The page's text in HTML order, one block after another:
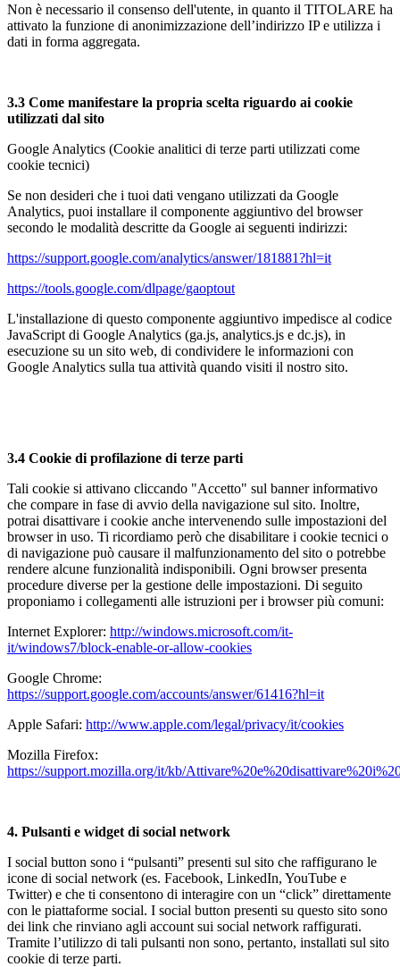
Non è necessario il consenso dell'utente, in quanto il TITOLARE ha
attivato la funzione di anonimizzazione dell’indirizzo IP e utilizza i
dati in forma aggregata.
3.3 Come manifestare la propria scelta riguardo ai cookie
utilizzati dal sito
Google Analytics (Cookie analitici di terze parti utilizzati come
cookie tecnici)
Se non desideri che i tuoi dati vengano utilizzati da Google
Analytics, puoi installare il componente aggiuntivo del browser
secondo le modalità descritte da Google ai seguenti indirizzi:
https://support.google.com/analytics/answer/181881?hl=it
https://tools.google.com/dlpage/gaoptout
L'installazione di questo componente aggiuntivo impedisce al codice
JavaScript di Google Analytics (ga.js, analytics.js e dc.js), in
esecuzione su un sito web, di condividere le informazioni con
Google Analytics sulla tua attività quando visiti il nostro sito.
3.4 Cookie di profilazione di terze parti
Tali cookie si attivano cliccando "Accetto" sul banner informativo
che compare in fase di avvio della navigazione sul sito. Inoltre,
potrai disattivare i cookie anche intervenendo sulle impostazioni del
browser in uso. Ti ricordiamo però che disabilitare i cookie tecnici o
di navigazione può causare il malfunzionamento del sito o potrebbe
rendere alcune funzionalità indisponibili. Ogni browser presenta
procedure diverse per la gestione delle impostazioni. Di seguito
proponiamo i collegamenti alle istruzioni per i browser più comuni:
Internet Explorer: http://windows.microsoft.com/it-
it/windows7/block-enable-or-allow-cookies
Google Chrome:
https://support.google.com/accounts/answer/61416?hl=it
Apple Safari: http://www.apple.com/legal/privacy/it/cookies
Mozilla Firefox:
https://support.mozilla.org/it/kb/
4. Pulsanti e widget di social network
I social button sono i “pulsanti” presenti sul sito che raffigurano le
icone di social network (es. Facebook, LinkedIn, YouTube e
Twitter) e che ti consentono di interagire con un “click” direttamente
con le piattaforme social. I social button presenti su questo sito sono
dei link che rinviano agli account sui social network raffigurati.
Tramite l’utilizzo di tali pulsanti non sono, pertanto, installati sul sito
cookie di terze parti.